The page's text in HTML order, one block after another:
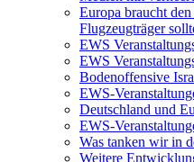
Europa braucht
Flugzeugträger
EWS
EWS
Bodenoffensive
EWS-
Deutschland und
EWS-
Was tanken wir in
Weitere